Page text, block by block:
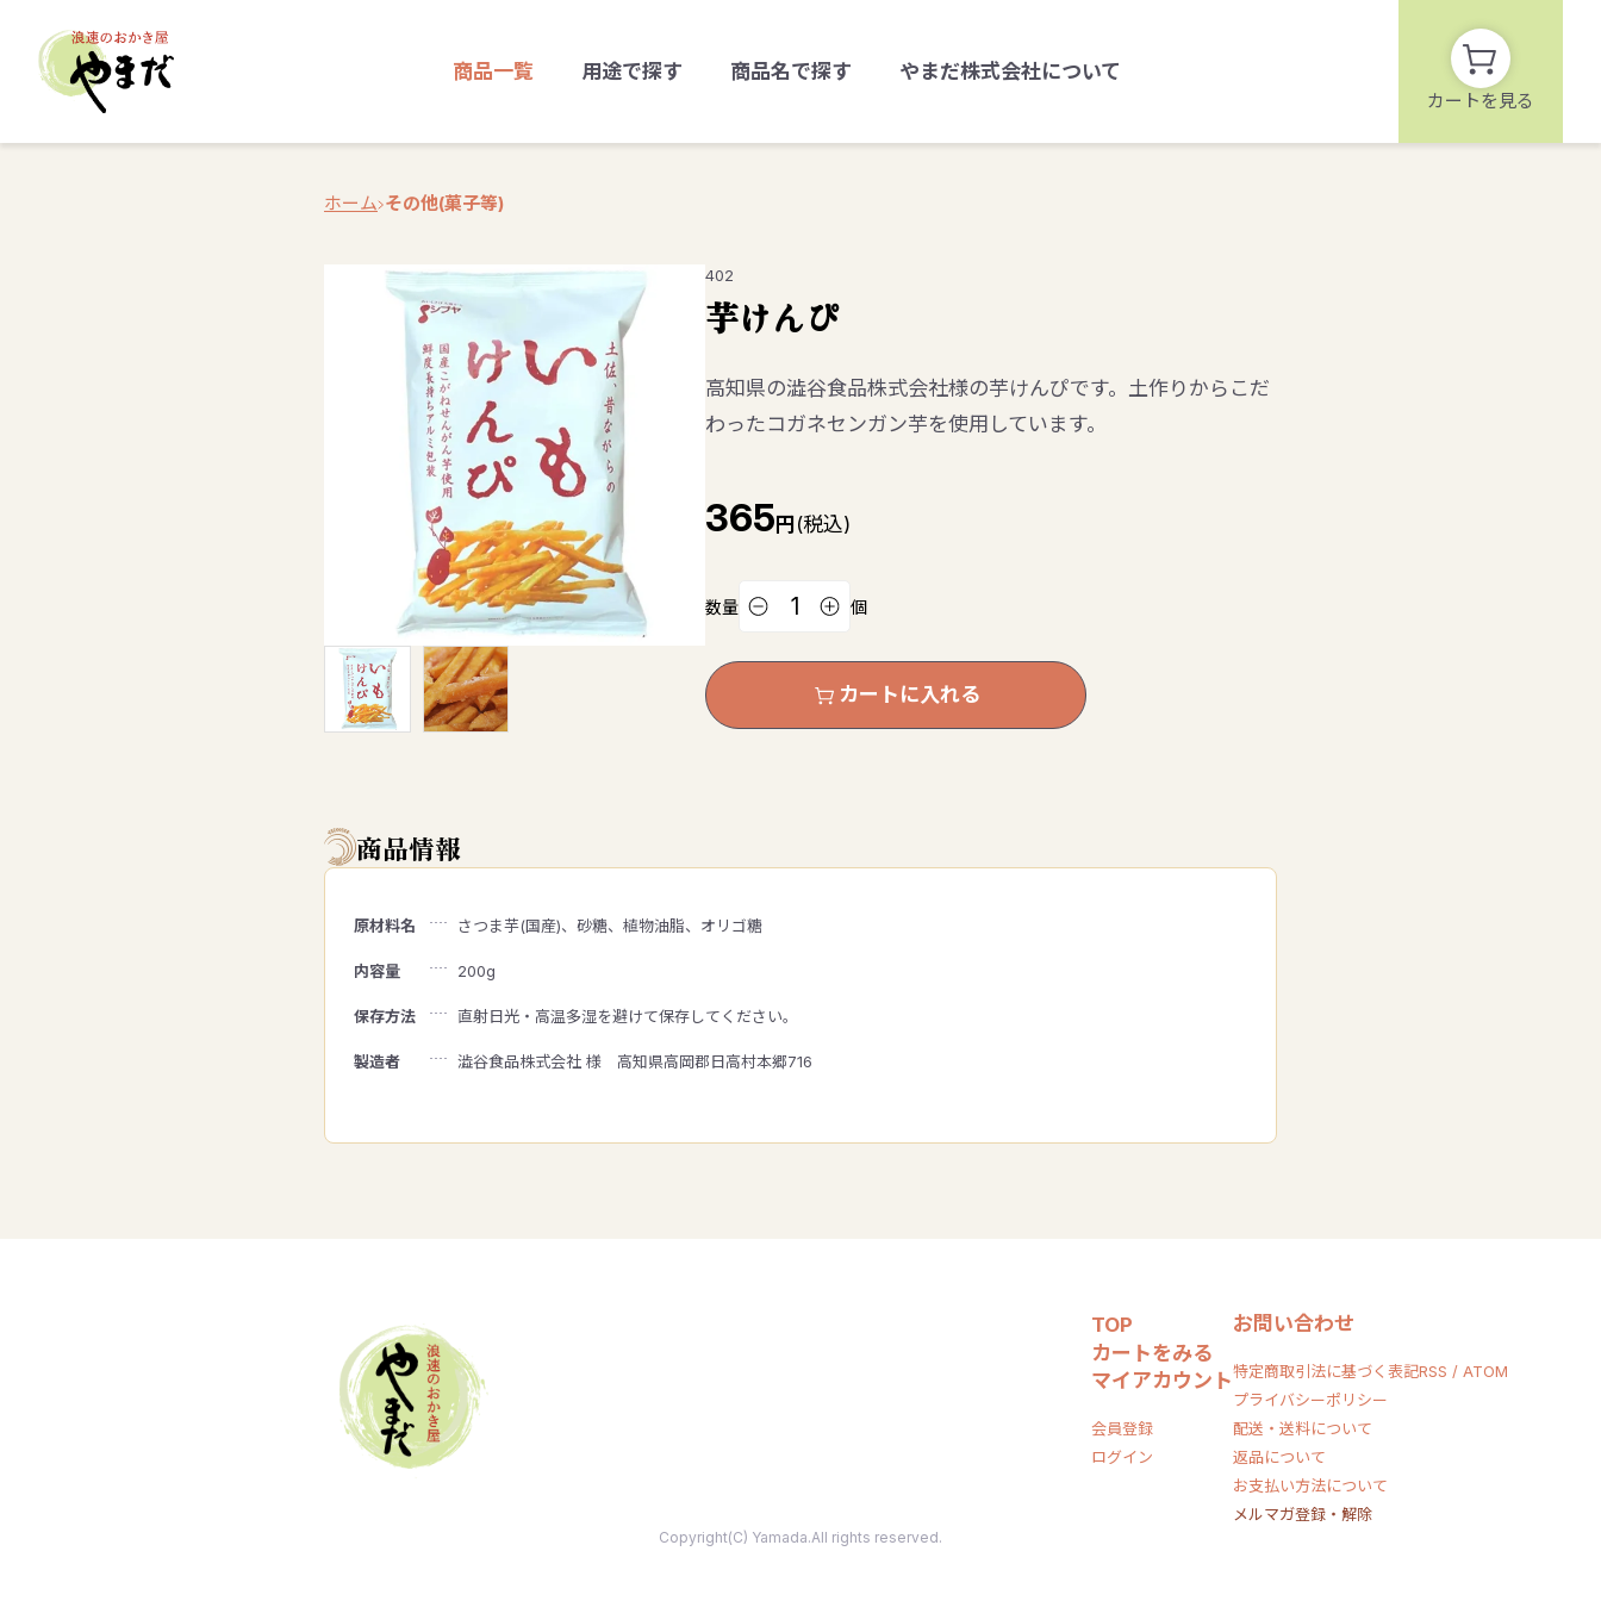
商品一覧 用途で探す 商品名で探す やまだ株式会社について
カートを見る
ホーム その他(菓子等)
402
芋けんぴ
高知県の澁谷食品株式会社様の芋けんぴです。土作りからこだ
わったコガネセンガン芋を使用しています。
365 円 (税込)
数量 個
カートに入れる
商品情報
原材料名 さつま芋(国産)、砂糖、植物油脂、オリゴ糖
内容量 200g
保存方法 直射日光・高温多湿を避けて保存してください。
製造者 澁谷食品株式会社 様 高知県高岡郡日高村本郷716
TOP
カートをみる
マイアカウント
会員登録
ログイン
お問い合わせ
特定商取引法に基づく表記
プライバシーポリシー
配送・送料について
返品について
お支払い方法について
メルマガ登録・解除
RSS / ATOM
Copyright(C) Yamada.All rights reserved.